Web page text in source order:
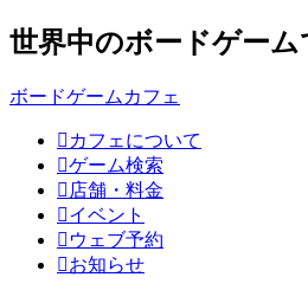
世界中のボードゲー
ボードゲームカフェ
カフェについて
ゲーム検索
店舗・料金
イベント
ウェブ予約
お知らせ